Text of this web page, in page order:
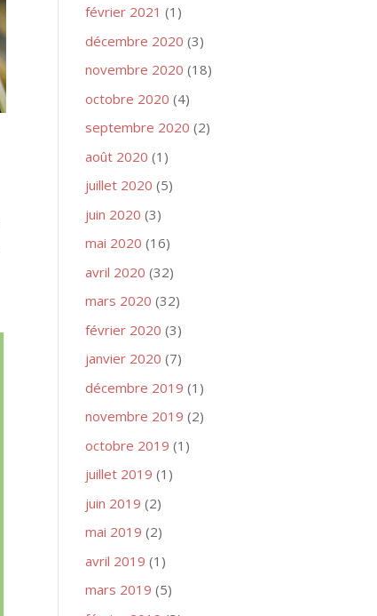
février 2021 (1)
décembre 2020 (3)
novembre 2020 (18)
octobre 2020 (4)
septembre 2020 (2)
août 2020 (1)
juillet 2020 (5)
juin 2020 (3)
mai 2020 (16)
avril 2020 (32)
mars 2020 (32)
février 2020 (3)
janvier 2020 (7)
décembre 2019 (1)
novembre 2019 (2)
octobre 2019 (1)
juillet 2019 (1)
juin 2019 (2)
mai 2019 (2)
avril 2019 (1)
mars 2019 (5)